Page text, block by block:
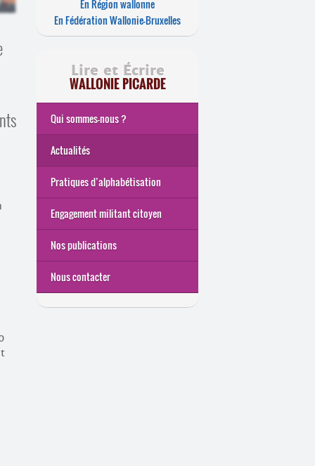
En Région wallonne
En Fédération Wallonie-Bruxelles
Lire et Écrire
WALLONIE PICARDE
Qui sommes-nous ?
Actualités
Pratiques d’alphabétisation
Engagement militant citoyen
Nos publications
Nous contacter